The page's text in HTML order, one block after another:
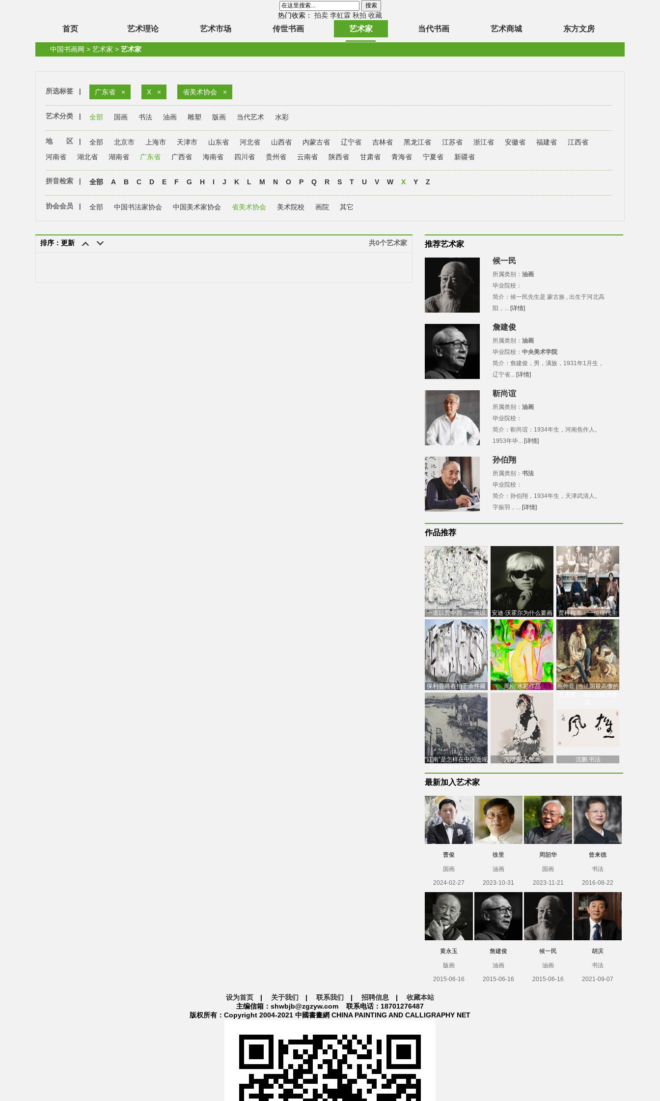
热门收索： 拍卖 李虹霖 秋拍 收藏
首页 艺术理论 艺术市场 传世书画 艺术家 当代书画 艺术商城 东方文房
中国书画网 > 艺术家 > 艺术家
所选标签 | 广东省 × X × 省美术协会 ×
艺术分类 | 全部 国画 书法 油画 雕塑 版画 当代艺术 水彩
地 区 | 全部 北京市 上海市 天津市 山东省 河北省 山西省 内蒙古省 辽宁省 吉林省 黑龙江省 江苏省 浙江省 安徽省 福建省
江西省
河南省
湖北省 湖南省 广东省 广西省 海南省 四川省 贵州省 云南省 陕西省 甘肃省 青海省 宁夏省 新疆省
拼音检索 | 全部 A B C D E F G H I J K L M N O P Q R S T U V W X Y Z
协会会员 | 全部 中国书法家协会 中国美术家协会 省美术协会 美术院校 画院 其它
排序：更新 共0个艺术家 推荐艺术家
候一民
所属类别： 油画
毕业院校：
简介：候一民先生是 蒙古族 , 出生于河北高
阳，... [详情]
詹建俊
所属类别： 油画
毕业院校： 中央美术学院
简介：詹建俊，男，满族，1931年1月生，
辽宁省... [详情]
靳尚谊
所属类别： 油画
毕业院校：
简介：靳尚谊：1934年生，河南焦作人。
1953年毕... [详情]
孙伯翔
所属类别： 书法
毕业院校：
简介：孙伯翔，1934年生，天津武清人。
字振羽，... [详情]
作品推荐
一道以贯中西，一画以
通古今：吴冠中的绘画
创
安迪·沃霍尔为什么要画
芭比
贾科梅蒂：一位现代主
义的“当代”艺术家
保利香港春拍千余件藏
品估价逾7亿港元，吴冠
中
周刚 水彩作品
画外音 |当法国最高傲的
“江南”是怎样在中国近现
方增先 人物画 沈鹏 书法
最新加入艺术家
曹俊
国画
2024-02-27
徐里
油画
2023-10-31
周韶华
国画
2023-11-21
曾来德
书法
2016-08-22
黄永玉
版画
2015-06-16
詹建俊
油画
2015-06-16
候一民
油画
2015-06-16
胡滨
书法
2021-09-07
设为首页 | 关于我们 | 联系我们 | 招聘信息 | 收藏本站
主编信箱：shwbjb@zgzyw.com 联系电话：18701276487
版权所有：Copyright 2004-2021 中國書畫網 CHINA PAINTING AND CALLIGRAPHY NET